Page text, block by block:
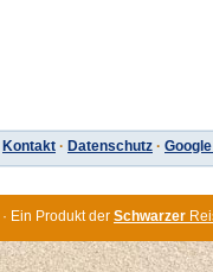
Kontakt · Datenschutz ·
· Ein Produkt der Schwarzer